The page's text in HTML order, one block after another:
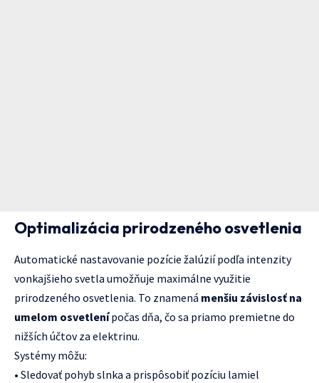
Optimalizácia prirodzeného osvetlenia
Automatické nastavovanie pozície žalúzií podľa intenzity
vonkajšieho svetla umožňuje maximálne využitie
prirodzeného osvetlenia. To znamená menšiu závislosť na
umelom osvetlenípočas dňa, čo sa priamo premietne do
nižších účtov za elektrinu.
Systémy môžu:
• Sledovať pohyb slnka a prispôsobiť pozíciu lamiel